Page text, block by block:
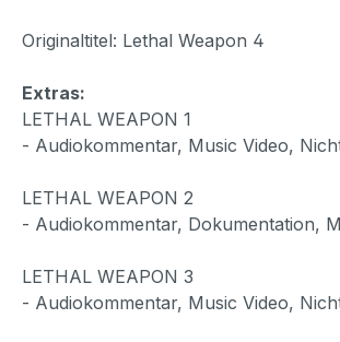
Originaltitel: Lethal Weapon 4
Extras:
LETHAL WEAPON 1
- Audiokommentar, Music Video,
LETHAL WEAPON 2
- Audiokommentar, Dokumentation,
LETHAL WEAPON 3
- Audiokommentar, Music Video,